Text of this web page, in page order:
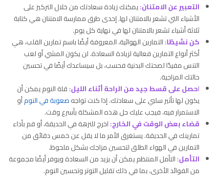
التعبير عن الامتنان:يمكنك زيادة سعادتك من خلال التركيز على
الأشياء التي تشعر بالامتنان لها. إحدى طرق ممارسة الامتنان هي كتابة
ثلاثة أشياء تشعر بالامتنان لها في نهاية كل يوم.
كن نشيطًا:التمارين الهوائية، المعروفة أيضًا باسم تمارين القلب، هي
أكثر أنواع التمارين فعالية لزيادة السعادة. لن يكون المشي أو لعب
التنس مفيدًا لصحتك البدنية فحسب، بل سيساعدك أيضًا في تحسين
حالتك المزاجية.
احصل على قسط جيد من الراحة أثناء الليل:قلة النوم يمكن أن
يكون لها تأثير سلبي على سعادتك. إذا كنت تواجهصعوبة في النومأو
الاستمرار فيه، فيجب عليك حل هذه المشكلة بأسرع وقت.
قضاء بعض الوقت في الخارج:اخرج للنزهة في الحديقة، أو قم بأداء
تمارينك في الحديقة. يستغرق الأمر ما لا يقل عن خمس دقائق من
التمارين في الهواء الطلق لتحسين مزاجك بشكل ملحوظ.
التأمل:التأمل المنتظم يمكن أن يزيد من السعادة ويوفر أيضًا مجموعة
من الفوائد الأخرى، بما في ذلك تقليل التوتر وتحسين النوم.